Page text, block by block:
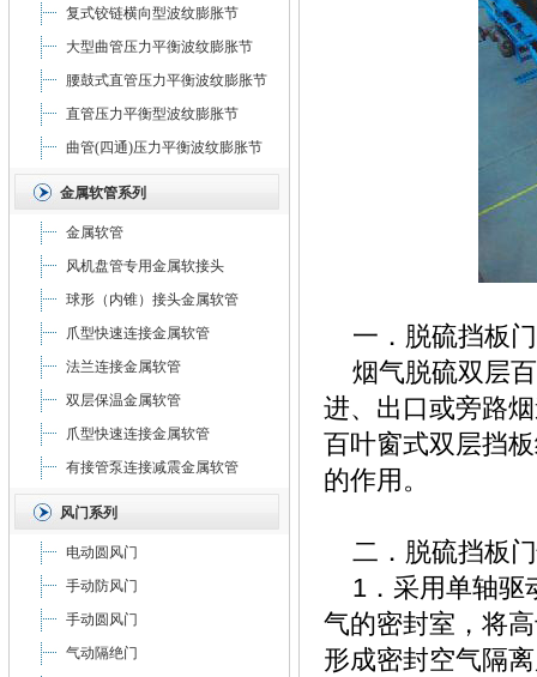
复式铰链横向型波纹膨胀节
大型曲管压力平衡波纹膨胀节
腰鼓式直管压力平衡波纹膨胀节
直管压力平衡型波纹膨胀节
曲管(四通)压力平衡波纹膨胀节
金属软管系列
金属软管
风机盘管专用金属软接头
球形（内锥）接头金属软管
爪型快速连接金属软管
法兰连接金属软管
双层保温金属软管
爪型快速连接金属软管
有接管泵连接减震金属软管
风门系列
电动圆风门
手动防风门
手动圆风门
气动隔绝门
一．脱硫挡板
烟气脱硫双层百
进、出口或旁路
百叶窗式双层挡
的作用。
二．脱硫挡板
1．采用单轴驱
气的密封室，将
形成密封空气隔